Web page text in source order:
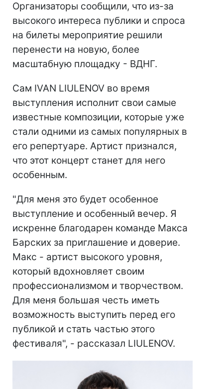
Организаторы сообщили, что из-за
высокого интереса публики и спроса
на билеты мероприятие решили
перенести на новую, более
масштабную площадку - ВДНГ.
Сам IVAN LIULENOV во время
выступления исполнит свои самые
известные композиции, которые уже
стали одними из самых популярных в
его репертуаре. Артист признался,
что этот концерт станет для него
особенным.
"Для меня это будет особенное
выступление и особенный вечер. Я
искренне благодарен команде Макса
Барских за приглашение и доверие.
Макс - артист высокого уровня,
который вдохновляет своим
профессионализмом и творчеством.
Для меня большая честь иметь
возможность выступить перед его
публикой и стать частью этого
фестиваля", - рассказал LIULENOV.